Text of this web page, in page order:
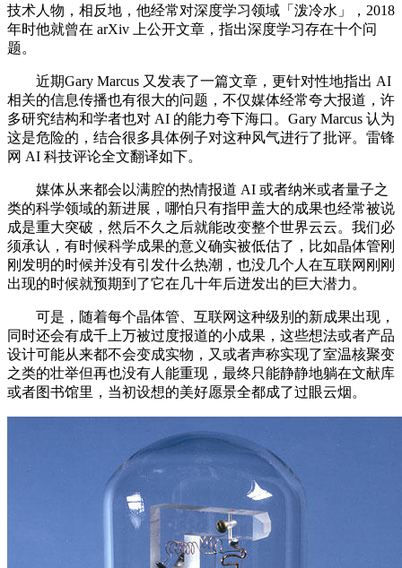
技术人物，相反地，他经常对深度学习领域「泼冷水」，2018
年时他就曾在 arXiv 上公开文章，指出深度学习存在十个问
题。
近期Gary Marcus 又发表了一篇文章，更针对性地指出 AI
相关的信息传播也有很大的问题，不仅媒体经常夸大报道，许
多研究结构和学者也对 AI 的能力夸下海口。Gary Marcus 认为
这是危险的，结合很多具体例子对这种风气进行了批评。雷锋
网 AI 科技评论全文翻译如下。
媒体从来都会以满腔的热情报道 AI 或者纳米或者量子之
类的科学领域的新进展，哪怕只有指甲盖大的成果也经常被说
成是重大突破，然后不久之后就能改变整个世界云云。我们必
须承认，有时候科学成果的意义确实被低估了，比如晶体管刚
刚发明的时候并没有引发什么热潮，也没几个人在互联网刚刚
出现的时候就预期到了它在几十年后迸发出的巨大潜力。
可是，随着每个晶体管、互联网这种级别的新成果出现，
同时还会有成千上万被过度报道的小成果，这些想法或者产品
设计可能从来都不会变成实物，又或者声称实现了室温核聚变
之类的壮举但再也没有人能重现，最终只能静静地躺在文献库
或者图书馆里，当初设想的美好愿景全都成了过眼云烟。